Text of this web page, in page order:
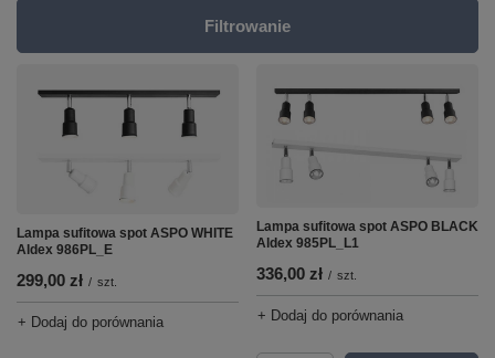
Filtrowanie
Lampa sufitowa spot ASPO WHITE
Aldex 986PL_E
299,00 zł / szt.
+ Dodaj do porównania
Lampa sufitowa spot ASPO BLACK
Aldex 985PL_L1
336,00 zł / szt.
+ Dodaj do porównania